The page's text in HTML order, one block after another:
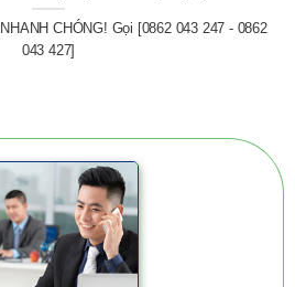
CHÓNG! Gọi [0862 043 247 - 0862
043 427]